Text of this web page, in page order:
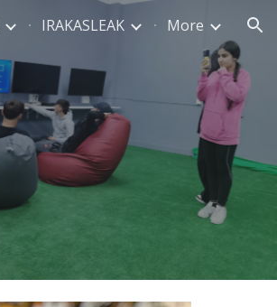
IRAKASLEAK More